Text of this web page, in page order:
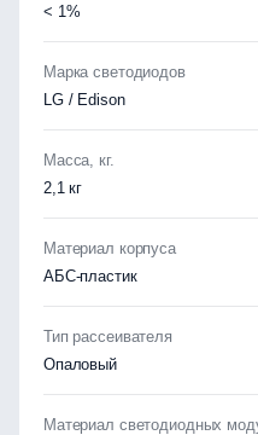
< 1%
Марка светодиодов
LG / Edison
Масса, кг.
2,1 кг
Материал корпуса
АБС-пластик
Тип рассеивателя
Опаловый
Материал светодиодных